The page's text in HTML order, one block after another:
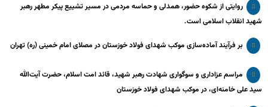
روایتی از شکوه حضور، همدلی و حماسه مردمی در مسیر تشییع پیکر مطهر رهبر
شهید انقلاب اسلامی است.
بر فرآیند آماده‌سازی موکب شهدای فولاد خوزستان در مصلای امام خمینی (ره) تهران
مراسم عزاداری و سوگواری شهادت رهبر شهید، قائد امت اسلام، حضرت آیت‌الله
سید علی خامنه‌ای، در موکب شهدای فولاد خوزستان